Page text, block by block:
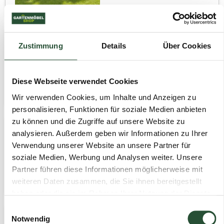
Zustimmung Details Über Cookies
Diese Webseite verwendet Cookies
Wir verwenden Cookies, um Inhalte und Anzeigen zu
personalisieren, Funktionen für soziale Medien anbieten
zu können und die Zugriffe auf unsere Website zu
analysieren. Außerdem geben wir Informationen zu Ihrer
Verwendung unserer Website an unsere Partner für
soziale Medien, Werbung und Analysen weiter. Unsere
Partner führen diese Informationen möglicherweise mit
weiteren Daten zusammen, die Sie ihnen bereitgestellt
Notwendig
Gartensessel Valencia
169,95 99,95
Schutzhülle für
loungeset SenS-Line
Carlijn 190x170cm
124,95 99,95